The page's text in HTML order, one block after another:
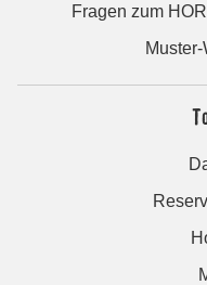
Fragen zum